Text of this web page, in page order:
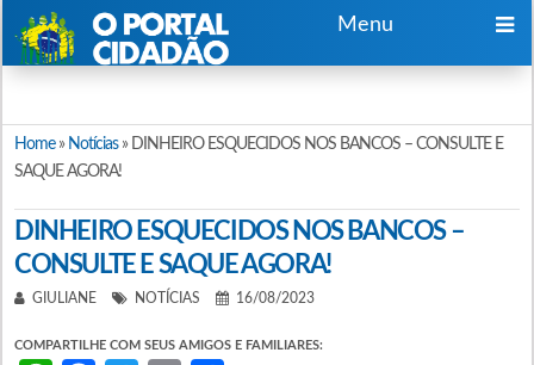
Menu
Home» Notícias» DINHEIRO ESQUECIDOS NOS BANCOS – CONSULTE E
SAQUE AGORA!
DINHEIRO ESQUECIDOS NOS BANCOS –
CONSULTE E SAQUE AGORA!
GIULIANE NOTÍCIAS 16/08/2023
COMPARTILHE COM SEUS AMIGOS E FAMILIARES: